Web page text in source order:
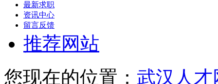
最新求职
资讯中心
留言反馈
推荐网站
您现在的位置： 武汉人才